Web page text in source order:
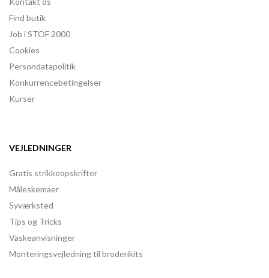
Find butik
Job i STOF 2000
Cookies
Persondatapolitik
Konkurrencebetingelser
Kurser
VEJLEDNINGER
Gratis strikkeopskrifter
Måleskemaer
Syværksted
Tips og Tricks
Vaskeanvisninger
Monteringsvejledning til broderikits